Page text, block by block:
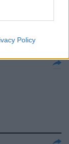
Policy